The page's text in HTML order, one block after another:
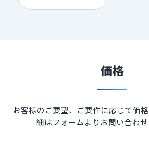
価格
お客様のご要望、ご要件に応じて価
細はフォームよりお問い合わせ